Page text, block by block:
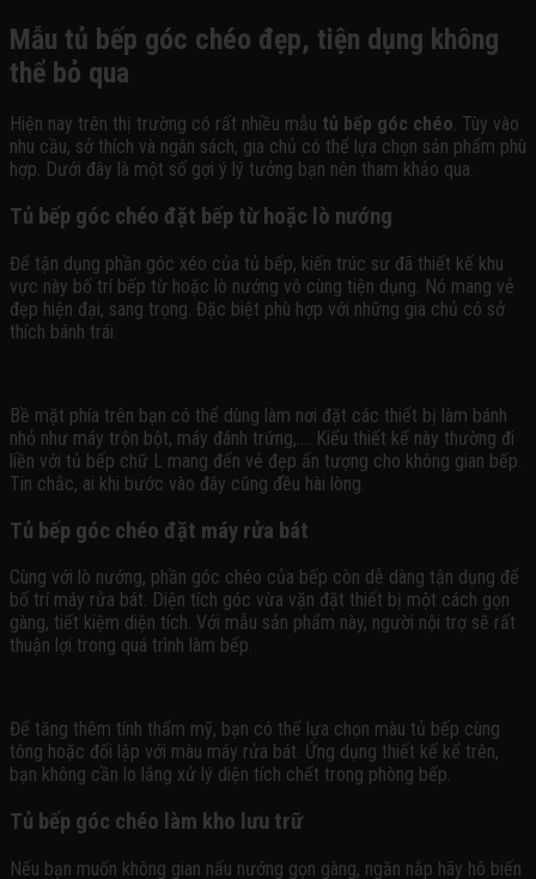
Mẫu tủ bếp góc chéo đẹp, tiện dụng không
thể bỏ qua
Hiện nay trên thị trường có rất nhiều mẫu tủ bếp góc chéo. Tùy vào
nhu cầu, sở thích và ngân sách, gia chủ có thể lựa chọn sản phẩm phù
hợp. Dưới đây là một số gợi ý lý tưởng bạn nên tham khảo qua.
Tủ bếp góc chéo đặt bếp từ hoặc lò nướng
Để tận dụng phần góc xéo của tủ bếp, kiến trúc sư đã thiết kế khu
vực này bố trí bếp từ hoặc lò nướng vô cùng tiện dụng. Nó mang vẻ
đẹp hiện đại, sang trọng. Đặc biệt phù hợp với những gia chủ có sở
thích bánh trái.
Bề mặt phía trên bạn có thể dùng làm nơi đặt các thiết bị làm bánh
nhỏ như máy trộn bột, máy đánh trứng,…. Kiểu thiết kế này thường đi
liền với tủ bếp chữ L mang đến vẻ đẹp ấn tượng cho không gian bếp.
Tin chắc, ai khi bước vào đây cũng đều hài lòng.
Tủ bếp góc chéo đặt máy rửa bát
Cùng với lò nướng, phần góc chéo của bếp còn dễ dàng tận dụng để
bố trí máy rửa bát. Diện tích góc vừa vặn đặt thiết bị một cách gọn
gàng, tiết kiệm diện tích. Với mẫu sản phẩm này, người nội trợ sẽ rất
thuận lợi trong quá trình làm bếp.
Để tăng thêm tính thẩm mỹ, bạn có thể lựa chọn màu tủ bếp cùng
tông hoặc đối lập với màu máy rửa bát. Ứng dụng thiết kế kể trên,
bạn không cần lo lắng xử lý diện tích chết trong phòng bếp.
Tủ bếp góc chéo làm kho lưu trữ
Nếu bạn muốn không gian nấu nướng gọn gàng, ngăn nắp hãy hô biến